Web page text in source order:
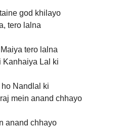
god khilayo
tero lalna
tero lalna
Kanhaiya Lal ki
Nandlal ki
mein anand chhayo
anand chhayo